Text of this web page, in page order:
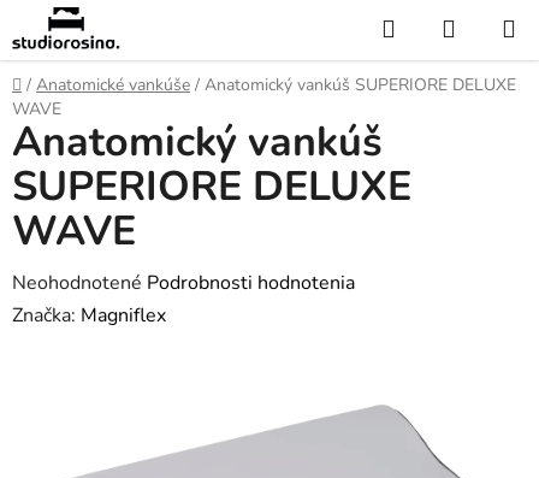
Prejsť
na
obsah
Hľadať
KOŠÍK
Domov
/ Anatomické vankúše / Anatomický vankúš SUPERIORE DELUXE
WAVE
Anatomický vankúš
SUPERIORE DELUXE
WAVE
Priemerné
hodnotenie
Neohodnotené Podrobnosti hodnotenia
Značka: Magniflex